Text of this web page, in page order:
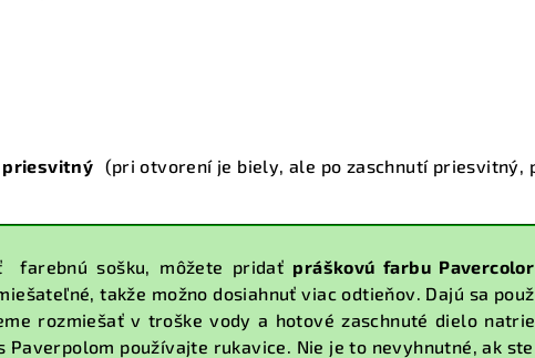
(pri otvorení je biely, ale po zaschnutí priesvitný,
farebnú sošku, môžete pridať práškovú farbu Pavercolor
takže možno dosiahnuť viac odtieňov. Dajú sa
rozmiešať v troške vody a hotové zaschnuté dielo
používajte rukavice. Nie je to nevyhnutné, ak